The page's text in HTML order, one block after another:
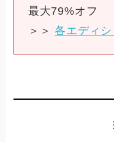
最大79%オフ
＞＞各エディ